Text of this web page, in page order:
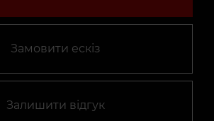
Замовити ескіз
Залишити відгук